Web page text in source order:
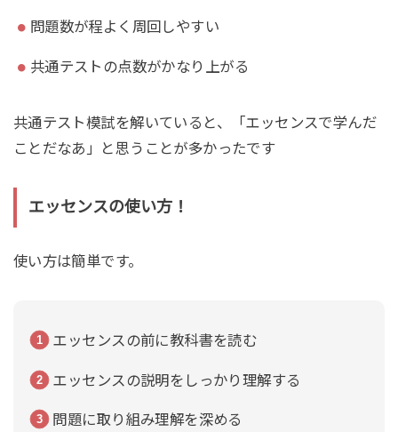
問題数が程よく周回しやすい
共通テストの点数がかなり上がる
共通テスト模試を解いていると、「エッセンスで学んだ
ことだなあ」と思うことが多かったです
エッセンスの使い方！
使い方は簡単です。
エッセンスの前に教科書を読む
エッセンスの説明をしっかり理解する
問題に取り組み理解を深める